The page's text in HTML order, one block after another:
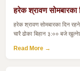
हरेक श्रावण
हरेक श्रावण सोमबारका दिन
चारै ढोका बिहान ३:०० बजे
Read More →